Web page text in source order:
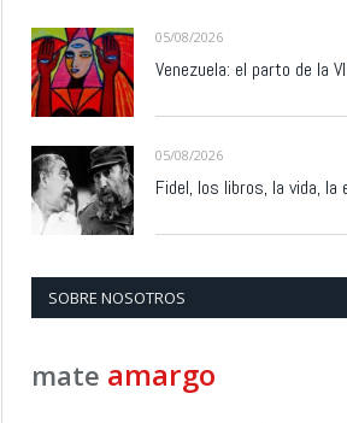
05/08/2026
Venezuela: el parto de la
05/08/2026
Fidel, los libros, la vida, la
SOBRE NOSOTROS
mate amargo